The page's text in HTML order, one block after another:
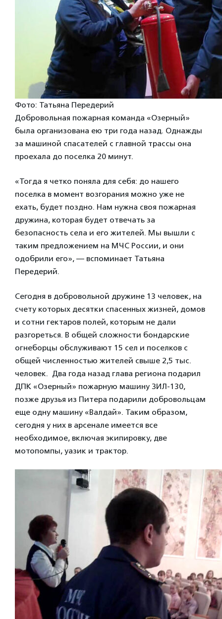
Фото: Татьяна Передерий
Добровольная пожарная команда «Озерный»
была организована ею три года назад. Однажды
за машиной спасателей с главной трассы она
проехала до поселка 20 минут.
«Тогда я четко поняла для себя: до нашего
поселка в момент возгорания можно уже не
ехать, будет поздно. Нам нужна своя пожарная
дружина, которая будет отвечать за
безопасность села и его жителей. Мы вышли с
таким предложением на МЧС России, и они
одобрили его», — вспоминает Татьяна
Передерий.
Сегодня в добровольной дружине 13 человек, на
счету которых десятки спасенных жизней, домов
и сотни гектаров полей, которым не дали
разгореться. В общей сложности бондарские
огнеборцы обслуживают 15 сел и поселков с
общей численностью жителей свыше 2,5 тыс.
человек. Два года назад глава региона подарил
ДПК «Озерный» пожарную машину ЗИЛ-130,
позже друзья из Питера подарили добровольцам
еще одну машину «Валдай». Таким образом,
сегодня у них в арсенале имеется все
необходимое, включая экипировку, две
мотопомпы, уазик и трактор.